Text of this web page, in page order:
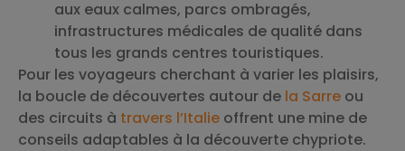
aux eaux calmes, parcs ombragés,
infrastructures médicales de qualité dans
tous les grands centres touristiques.
Pour les voyageurs cherchant à varier les plaisirs,
la boucle de découvertes autour de la Sarre ou
des circuits à travers l’Italie offrent une mine de
conseils adaptables à la découverte chypriote.